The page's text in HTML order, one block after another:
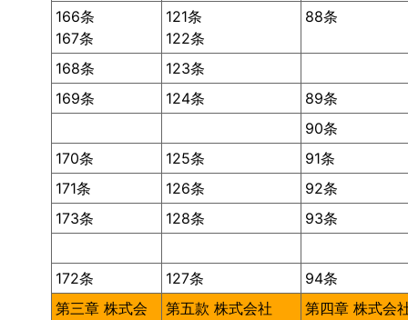
166条
167条
121条
122条
88条
168条
123条
169条
124条
89条
90条
170条
125条
91条
171条
126条
92条
173条
128条 93条
172条 127条
94条
第三章 株式会
第五款 株式会社 第四章 株式会